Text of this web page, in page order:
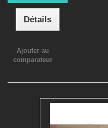
Détails
Ajouter au
comparateur